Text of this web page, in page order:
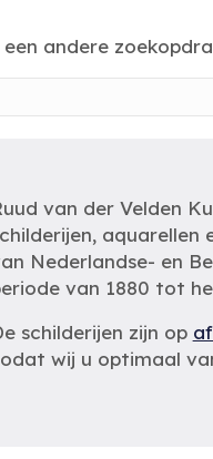
andere
van der Velden
aquarellen
Nederlandse- en
van 1880 tot
schilderijen zijn op
wij u optimaal